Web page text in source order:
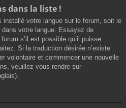
dans la liste !
installé votre langue sur le forum, soit le
dans votre langue. Essayez de
s’il est possible qu’il puisse
Si la traduction désirée n’existe
volontaire et commencer une nouvelle
veuillez vous rendre sur